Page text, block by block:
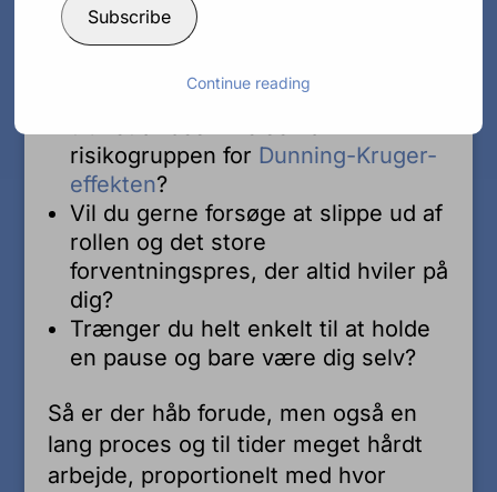
af Ann C. Schødt 5. nov 2013
Var du en af dem, der følte dig
risikogruppen for Dunning-Kruger-
effekten?
Vil du gerne forsøge at slippe ud af
rollen og det store
forventningspres, der altid hviler på
dig?
Trænger du helt enkelt til at holde
en pause og bare være dig selv?
Så er der håb forude, men også en
lang proces og til tider meget hårdt
arbejde, proportionelt med hvor
Subscribe
Continue reading